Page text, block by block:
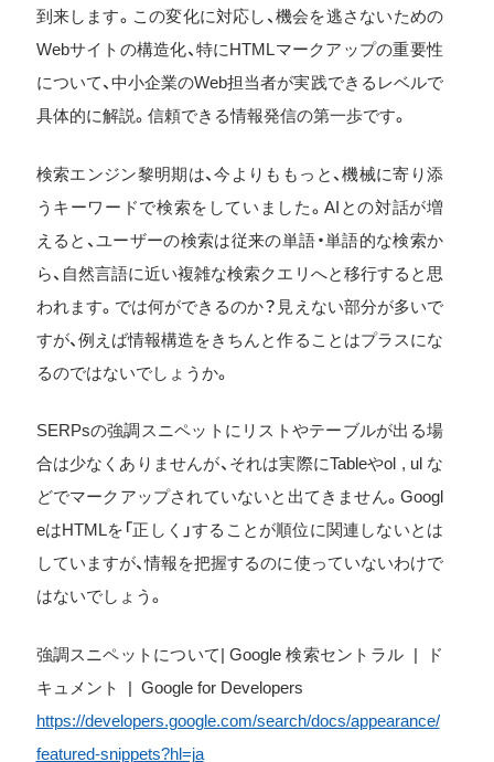
到来します。この変化に対応し、機会を逃さないための
Webサイトの構造化、特にHTMLマークアップの重要性
について、中小企業のWeb担当者が実践できるレベルで
具体的に解説。信頼できる情報発信の第一歩です。
検索エンジン黎明期は、今よりももっと、機械に寄り添
うキーワードで検索をしていました。AIとの対話が増
えると、ユーザーの検索は従来の単語・単語的な検索か
ら、自然言語に近い複雑な検索クエリへと移行すると思
われます。では何ができるのか？見えない部分が多いで
すが、例えば情報構造をきちんと作ることはプラスにな
るのではないでしょうか。
SERPsの強調スニペットにリストやテーブルが出る場
合は少なくありませんが、それは実際にTableやol , ul な
どでマークアップされていないと出てきません。Googl
eはHTMLを「正しく」することが順位に関連しないとは
していますが、情報を把握するのに使っていないわけで
はないでしょう。
強調スニペットについて| Google 検索セントラル | ド
キュメント | Google for Developers
https://developers.google.com/search/docs/appearance/
featured-snippets?hl=ja